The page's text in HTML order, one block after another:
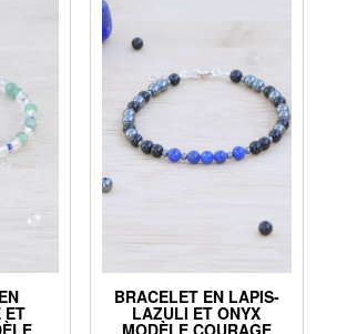
ET
BRACELET EN LAPIS-
LAZULI ET ONYX